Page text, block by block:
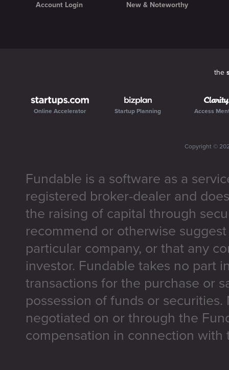
Account Login
New & Noteworthy
the
Online Accelerator Startup Planning Access
Copyright ©
Fundable is a software as a
registered broker-dealer and
the raising of capital through
recommend or otherwise
particular company, or that any
investor. Fundable takes no part
transactions for the purchase or
possession of funds or
negotiated on or through the
compensation in connection with